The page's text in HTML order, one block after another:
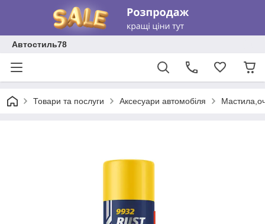
Автостиль78
Товари та послуги Аксесуари автомобіля